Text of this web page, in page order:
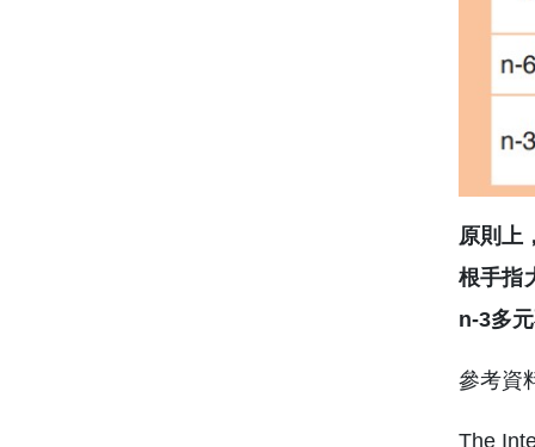
原則上
根手指
n-3多
參考資
The